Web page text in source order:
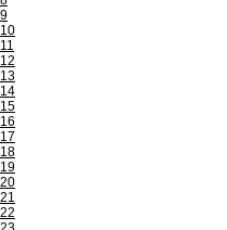
9
10
11
12
13
14
15
16
17
18
19
20
21
22